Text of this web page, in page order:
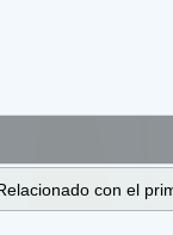
con el